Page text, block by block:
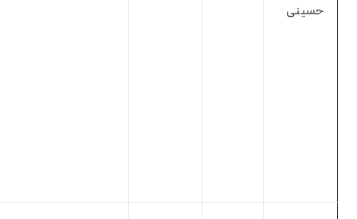
حسینی